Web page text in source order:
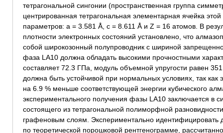
тетрагональной сингонии (пространственная группа
центрированная тетрагональная элементарная ячейка
параметров: a = 3.581 Å, c = 8.611 Å и Z = 16 атомов. В
плотности электронных состояний установлено, что
собой широкозонный полупроводник c шириной
фаза LA10 должна обладать высокими прочностными
составляет 72.3 ГПа, модуль объемной упругости равен
должна быть устойчивой при нормальных условиях, так как
на 6.9 % меньше соответствующей энергии кубического
экспериментального получения фазы LA10 заключается в
состоящего из тетрагональной полиморфной
графеновым слоям. Экспериментально
по теоретической порошковой рентгенограмме,